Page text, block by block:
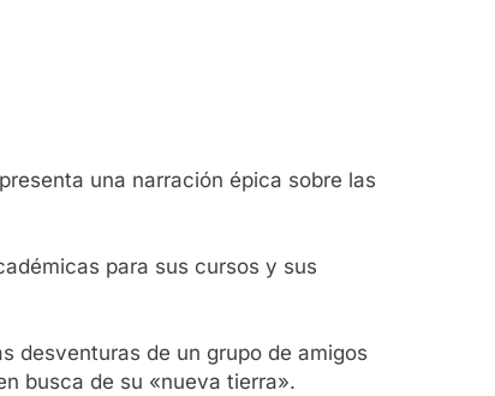
una narración épica sobre las
para sus cursos y sus
desventuras de un grupo de amigos
busca de su «nueva tierra».